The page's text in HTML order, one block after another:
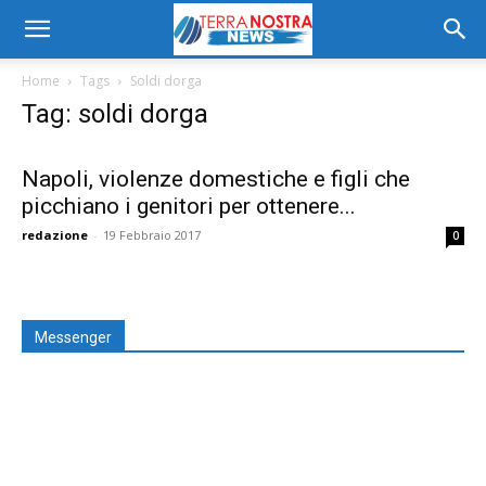
Home Tags Soldi dorga
Tag: soldi dorga
Napoli, violenze domestiche e figli che
picchiano i genitori per ottenere...
redazione - 19 Febbraio 2017 0
Messenger